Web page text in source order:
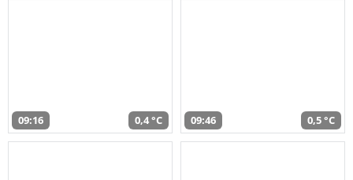
09:16 0,4 °C 09:46 0,5 °C